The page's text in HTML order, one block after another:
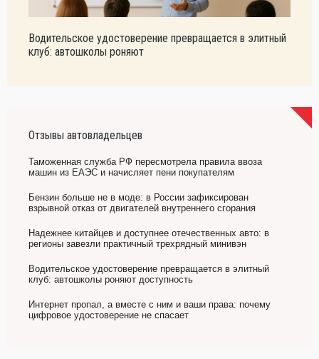
Водительское удостоверение превращается в элитный
клуб: автошколы роняют
Отзывы автовладельцев
Таможенная служба РФ пересмотрела правила ввоза
машин из ЕАЭС и начисляет пени покупателям
Бензин больше не в моде: в России зафиксирован
взрывной отказ от двигателей внутреннего сгорания
Надежнее китайцев и доступнее отечественных авто: в
регионы завезли практичный трехрядный минивэн
Водительское удостоверение превращается в элитный
клуб: автошколы роняют доступность
Интернет пропал, а вместе с ним и ваши права: почему
цифровое удостоверение не спасает